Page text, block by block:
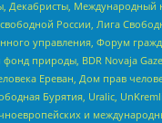
России, Лига
управления, Форум
природы, BDR Novaja
Ереван, Дом прав
Бурятия, Uralic,
и